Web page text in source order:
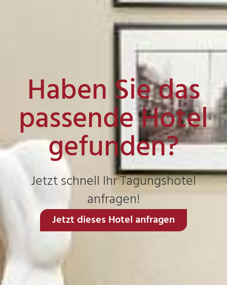
Haben Sie das
passende Hotel
gefunden?
Jetzt schnell Ihr Tagungshotel
anfragen!
Jetzt dieses Hotel anfragen